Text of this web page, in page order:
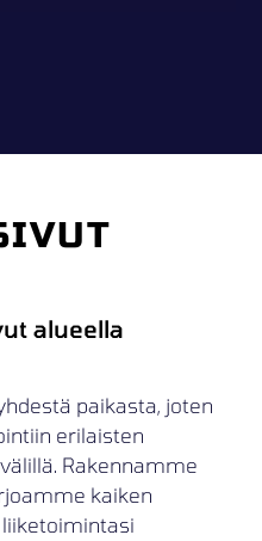
alueella
paikasta, joten
erilaisten
Rakennamme
kaiken